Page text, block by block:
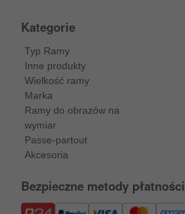
Kategorie
Typ Ramy
Inne produkty
Wielkość ramy
Marka
Ramy do obrazów na
wymiar
Passe-partout
Akcesoria
Bezpieczne metody płatności